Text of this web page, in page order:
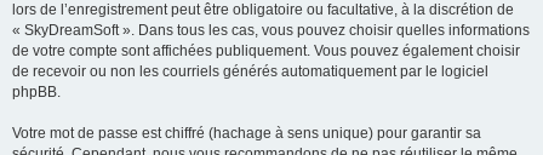
lors de l’enregistrement peut être obligatoire ou facultative, à la discrétion de
« SkyDreamSoft ». Dans tous les cas, vous pouvez choisir quelles informations
de votre compte sont affichées publiquement. Vous pouvez également choisir
de recevoir ou non les courriels générés automatiquement par le logiciel
phpBB.
Votre mot de passe est chiffré (hachage à sens unique) pour garantir sa